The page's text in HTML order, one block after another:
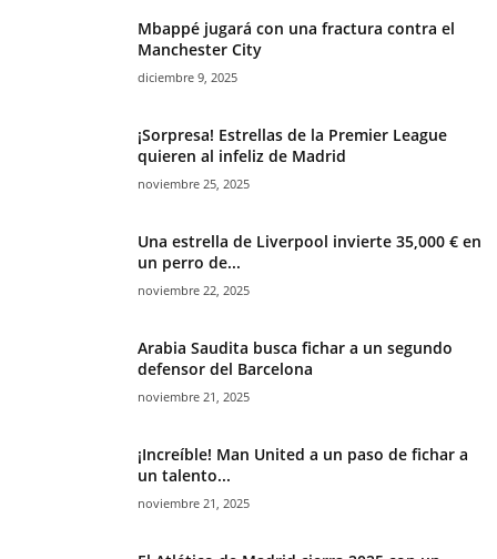
Mbappé jugará con una fractura contra el
Manchester City
diciembre 9, 2025
¡Sorpresa! Estrellas de la Premier League
quieren al infeliz de Madrid
noviembre 25, 2025
Una estrella de Liverpool invierte 35,000 € en
un perro de...
noviembre 22, 2025
Arabia Saudita busca fichar a un segundo
defensor del Barcelona
noviembre 21, 2025
¡Increíble! Man United a un paso de fichar a
un talento...
noviembre 21, 2025